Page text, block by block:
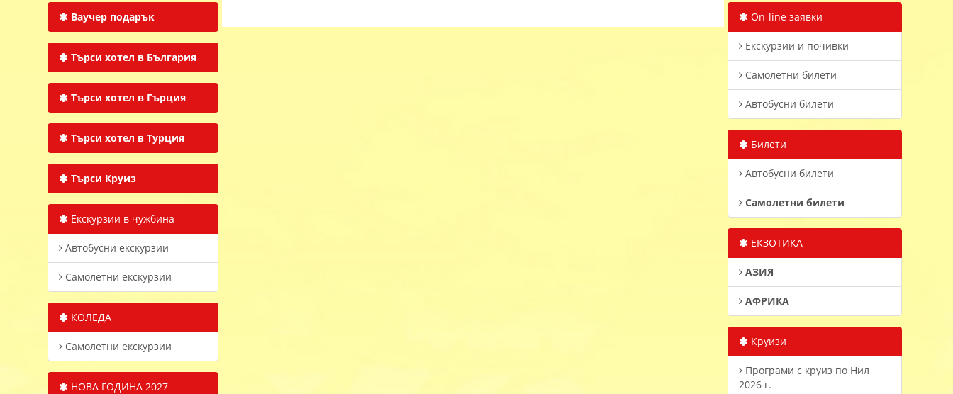
Ваучер подарък
Търси хотел в България
Търси хотел в Гърция
Търси хотел в Турция
Търси Круиз
Екскурзии в чужбина
Автобусни екскурзии
Самолетни екскурзии
КОЛЕДА
Самолетни екскурзии
НОВА ГОДИНА 2027
On-line заявки
Екскурзии и почивки
Самолетни билети
Автобусни билети
Билети
Автобусни билети
Самолетни билети
ЕКЗОТИКА
АЗИЯ
АФРИКА
Круизи
Програми с круиз по Нил
2026 г.